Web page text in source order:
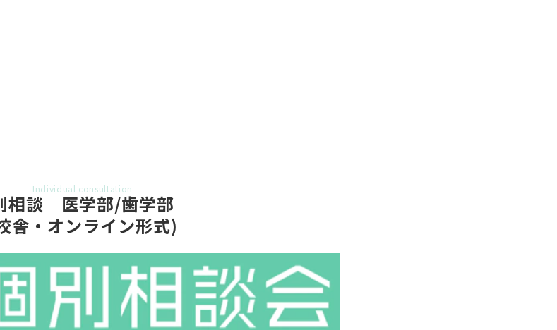
Individual consultation
相談　医学部/歯学部
舎・オンライン形式)